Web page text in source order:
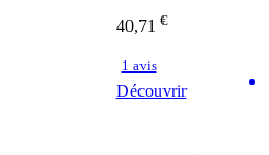
40,71 €
1 avis
Découvrir